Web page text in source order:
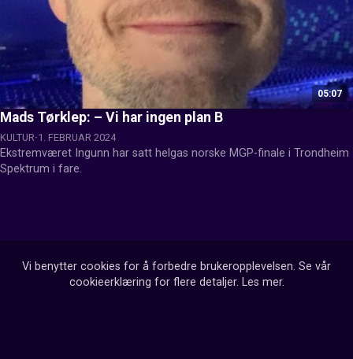
05:07
Mads Tørklep: – Vi har ingen plan B
KULTUR 1. FEBRUAR 2024
Ekstremværet Ingunn har satt helgas norske MGP-finale i Trondheim
Spektrum i fare.
Vi benytter cookies for å forbedre brukeropplevelsen. Se vår
cookieerklæring for flere detaljer. Les mer.